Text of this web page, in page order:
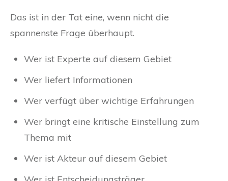
Das ist in der Tat eine, wenn nicht die
spannenste Frage überhaupt.
Wer ist Experte auf diesem Gebiet
Wer liefert Informationen
Wer verfügt über wichtige Erfahrungen
Wer bringt eine kritische Einstellung zum
Thema mit
Wer ist Akteur auf diesem Gebiet